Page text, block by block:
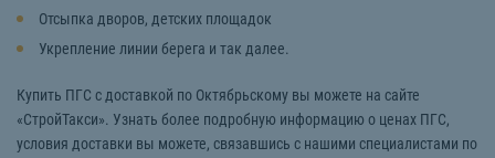
Отсыпка дворов, детских площадок
Укрепление линии берега и так далее.
Купить ПГС с доставкой по Октябрьскому вы можете на сайте
«СтройТакси». Узнать более подробную информацию о ценах ПГС,
условия доставки вы можете, связавшись с нашими специалистами по